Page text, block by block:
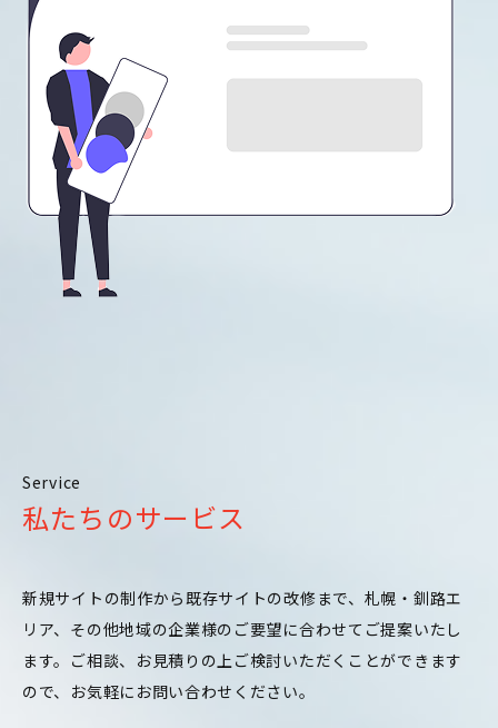
Service
私たちのサービス
新規サイトの制作から既存サイトの改修まで、札幌・釧路エ
リア、その他地域の企業様のご要望に合わせてご提案いたし
ます。ご相談、お見積りの上ご検討いただくことができます
ので、お気軽にお問い合わせください。